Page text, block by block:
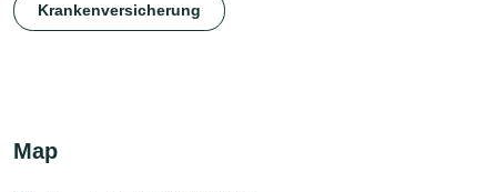
Krankenversicherung
Map